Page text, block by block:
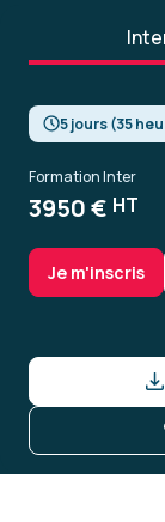
5 jours (35
Formation Inter
3950 € HT
Je m'inscris